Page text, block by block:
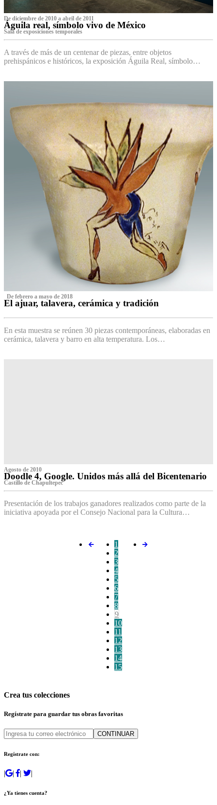
De diciembre de 2010 a abril de 2011
Águila real, símbolo vivo de México
Sala de exposiciones temporales
A través de más de un centenar de piezas, entre objetos
prehispánicos e históricos, la exposición Águila Real, símbolo…
‌ De febrero a mayo de 2018
El ajuar, talavera, cerámica y tradición
En esta muestra se reúnen 30 piezas contemporáneas, elaboradas en
cerámica, talavera y barro en alta temperatura. Los…
Agosto de 2010
Doodle 4, Google. Unidos más allá del Bicentenario
Castillo de Chapultepec
Presentación de los trabajos ganadores realizados como parte de la
iniciativa apoyada por el Consejo Nacional para la Cultura…
1
2
3
4
5
6
7
8
9
10
11
12
13
14
15
Crea tus colecciones
Regístrate para guardar tus obras favoritas
CONTINUAR
Regístrate con:
| | | |
¿Ya tienes cuenta?